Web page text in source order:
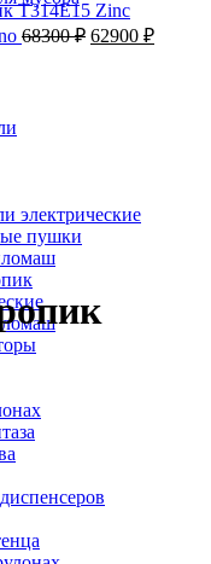
электрические
пушки
68300₽ 62900 ₽